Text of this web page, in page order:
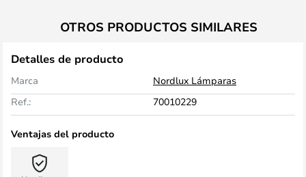
OTROS PRODUCTOS SIMILARES
Detalles de producto
Marca
Nordlux Lámparas
Ref.:
70010229
Ventajas del producto